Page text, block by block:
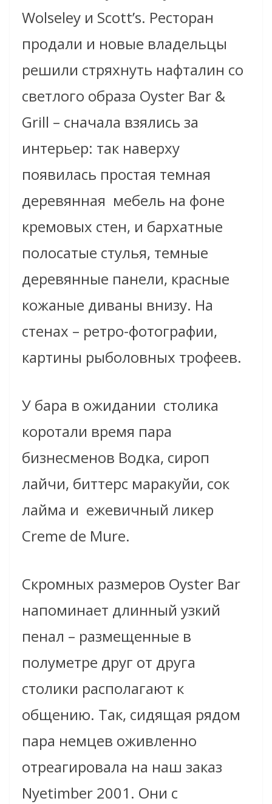
Wolseley и Scott’s. Ресторан
продали и новые владельцы
решили стряхнуть нафталин со
светлого образа Oyster Bar &
Grill – сначала взялись за
интерьер: так наверху
появилась простая темная
деревянная мебель на фоне
кремовых стен, и бархатные
полосатые стулья, темные
деревянные панели, красные
кожаные диваны внизу. На
стенах – ретро-фотографии,
картины рыболовных трофеев.
У бара в ожидании столика
коротали время пара
бизнесменов Водка, сироп
лайчи, биттерс маракуйи, сок
лайма и ежевичный ликер
Creme de Mure.
Скромных размеров Oyster Bar
напоминает длинный узкий
пенал – размещенные в
полуметре друг от друга
столики располагают к
общению. Так, сидящая рядом
пара немцев оживленно
отреагировала на наш заказ
Nyetimber 2001. Они с